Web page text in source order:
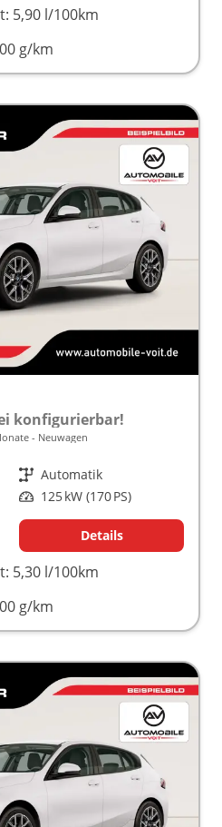
5,90 l/100km
g/km
konfigurierbar!
Neuwagen
Getriebe Automatik
Leistung 125 kW (170 PS)
Details
5,30 l/100km
g/km